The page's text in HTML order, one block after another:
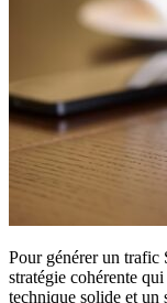
Pour générer un
stratégie cohérente
technique solide et